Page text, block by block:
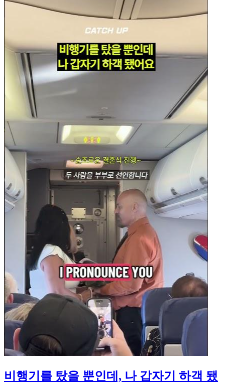
비행기를 탔을 뿐인데, 나 갑자기 하객 됐